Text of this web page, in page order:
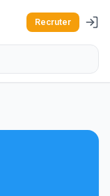
Recruter